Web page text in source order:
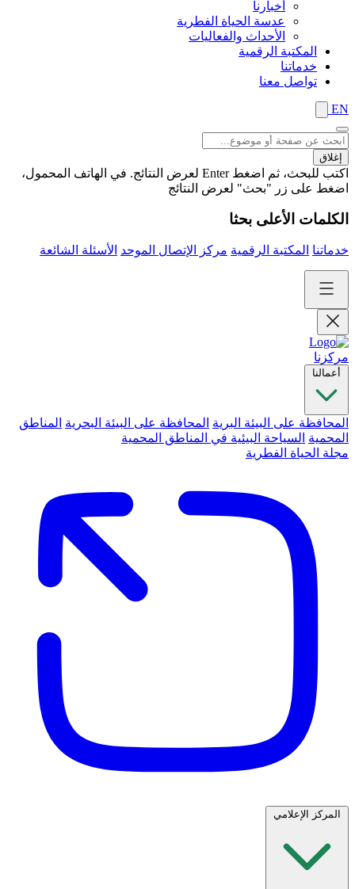
أخبارنا
عدسة الحياة الفطرية
الأحداث والفعاليات
المكتبة الرقمية
خدماتنا
تواصل معنا
EN
إغلاق
اكتب للبحث، ثم اضغط Enter لعرض النتائج. في الهاتف المحمول،
اضغط على زر "بحث" لعرض النتائج
الكلمات الأعلى بحثا
خدماتنا المكتبة الرقمية مركز الإتصال الموحد الأسئلة الشائعة
مركزنا
أعمالنا
المحافظة على البيئة البرية المحافظة على البيئة البحرية المناطق
المحمية السياحة البيئية في المناطق المحمية
مجلة الحياة الفطرية
المركز الإعلامي